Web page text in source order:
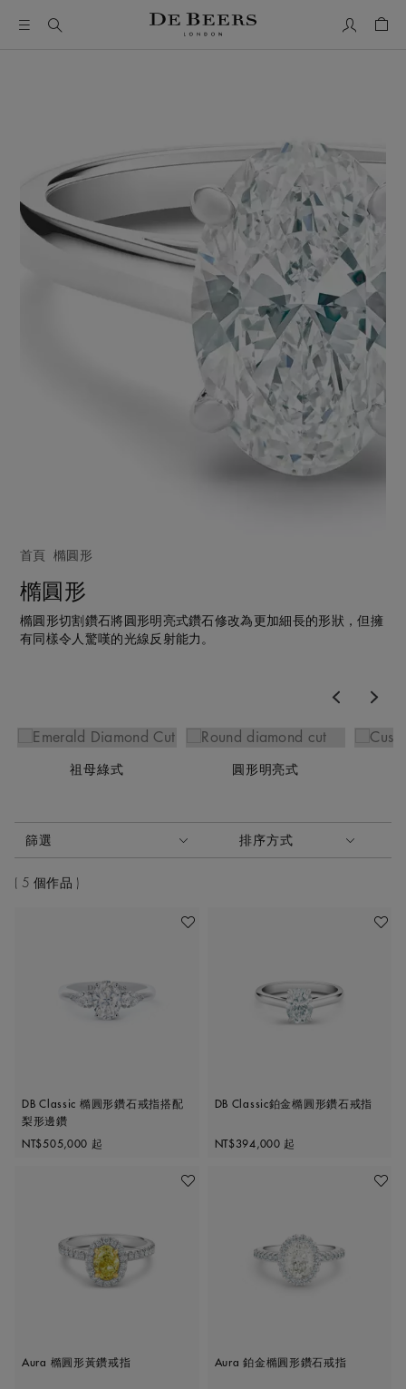
首頁 橢圓形
橢圓形
橢圓形切割鑽石將圓形明亮式鑽石修改為更加細長的形狀，但擁
有同樣令人驚嘆的光線反射能力。
祖母綠式 圓形明亮式
啟動這些部件將導致頁面上的內容更新。
篩選 排序方式
排序方式
5 個作品
加入喜愛清單
DB Classic 橢圓形鑽石戒指搭配
梨形邊鑽
Original price
NT$505,000 起
加入喜
DB Classic鉑金橢圓形鑽石戒指
Original price
NT$394,000 起
加入喜愛清單
Aura 橢圓形黃鑽戒指
加入喜
Aura 鉑金橢圓形鑽石戒指